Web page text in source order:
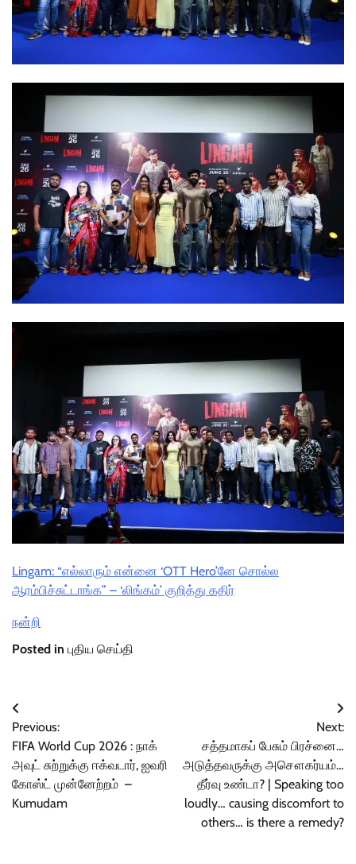
Lingam: “எல்லாரும் என்னை ‘OTT Hero’னே சொல்ல
ஆரம்பிச்சுட்டாங்க” – ‘லிங்கம்’ குறித்து கதிர்
நன்றி
Posted in புதிய செய்தி
Post
navigation
Previous:
FIFA World Cup 2026 : நாக்
அவுட் சுற்றுக்கு ஈக்வடார், ஐவரி
கோஸ்ட் முன்னேற்றம் –
Kumudam
Next:
சத்தமாகப் பேசும் பிரச்னை…
அடுத்தவருக்கு அசௌகர்யம்…
தீர்வு உண்டா? | Speaking too
loudly… causing discomfort to
others… is there a remedy?